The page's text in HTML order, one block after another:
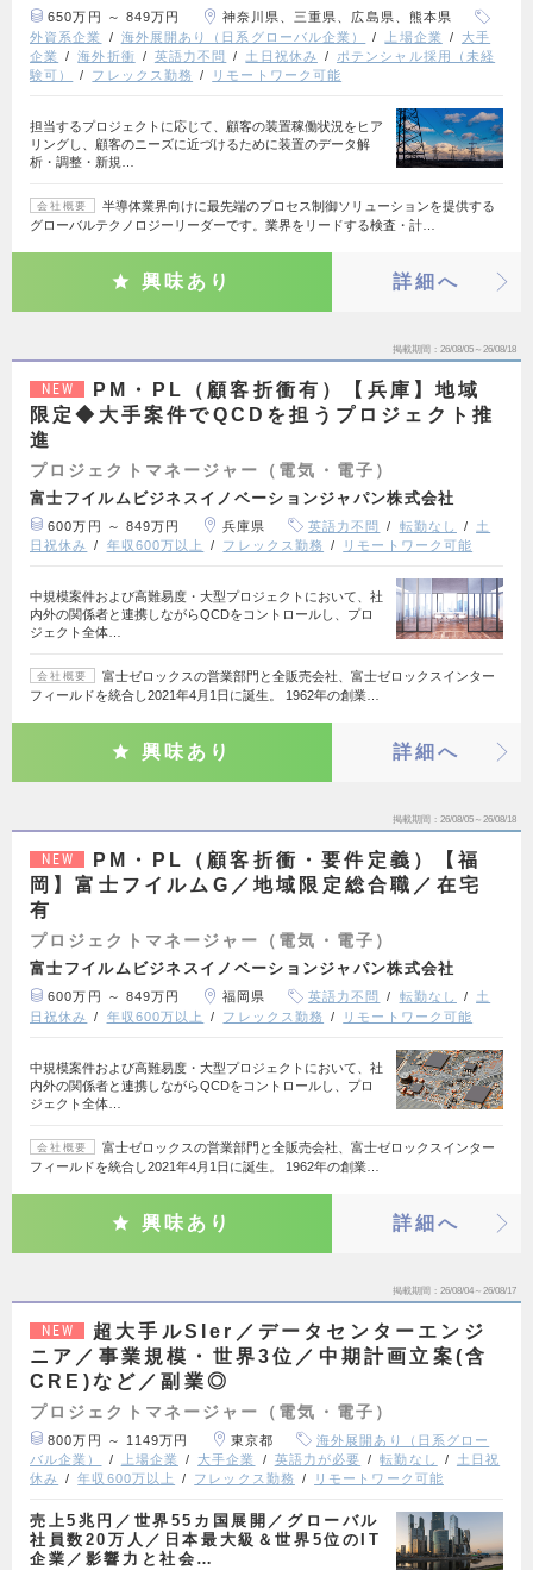
650万円 ～ 849万円
神奈川県、三重県、広島県、熊本県
外資系企業
海外展開あり（日系グローバル企業） 上場企業
大手
企業
海外折衝 英語力不問 土日祝休み
ポテンシャル採用（未経
験可）
フレックス勤務 リモートワーク可能
担当するプロジェクトに応じて、顧客の装置稼働状況をヒア
リングし、顧客のニーズに近づけるために装置のデータ解
析・調整・新規…
会社概要
半導体業界向けに最先端のプロセス制御ソリューションを提供する
グローバルテクノロジーリーダーです。業界をリードする検査・計…
興味あり 詳細へ
掲載期間 26/08/05～26/08/18
NEW
PM・PL（顧客折衝有）【兵庫】地域
限定◆大手案件でQCDを担うプロジェクト推
進
プロジェクトマネージャー（電気・電子）
富士フイルムビジネスイノベーションジャパン株式会社
600万円 ～ 849万円 兵庫県 英語力不問 転勤なし
土
日祝休み
年収600万以上 フレックス勤務 リモートワーク可能
中規模案件および高難易度・大型プロジェクトにおいて、社
内外の関係者と連携しながらQCDをコントロールし、プロ
ジェクト全体…
会社概要
富士ゼロックスの営業部門と全販売会社、富士ゼロックスインター
フィールドを統合し2021年4月1日に誕生。 1962年の創業…
興味あり 詳細へ
掲載期間 26/08/05～26/08/18
NEW
PM・PL（顧客折衝・要件定義）【福
岡】富士フイルムG／地域限定総合職／在宅
有
プロジェクトマネージャー（電気・電子）
富士フイルムビジネスイノベーションジャパン株式会社
600万円 ～ 849万円 福岡県 英語力不問 転勤なし
土
日祝休み
年収600万以上 フレックス勤務 リモートワーク可能
中規模案件および高難易度・大型プロジェクトにおいて、社
内外の関係者と連携しながらQCDをコントロールし、プロ
ジェクト全体…
会社概要
富士ゼロックスの営業部門と全販売会社、富士ゼロックスインター
フィールドを統合し2021年4月1日に誕生。 1962年の創業…
興味あり 詳細へ
掲載期間 26/08/04～26/08/17
NEW
超大手ルSIer／データセンターエンジ
ニア／事業規模・世界3位／中期計画立案(含
CRE)など／副業◎
プロジェクトマネージャー（電気・電子）
800万円 ～ 1149万円 東京都
海外展開あり（日系グロー
バル企業）
上場企業 大手企業 英語力が必要 転勤なし
土日祝
休み
年収600万以上 フレックス勤務 リモートワーク可能
売上5兆円／世界55カ国展開／グローバル
社員数20万人／日本最大級＆世界5位のIT
企業／影響力と社会…